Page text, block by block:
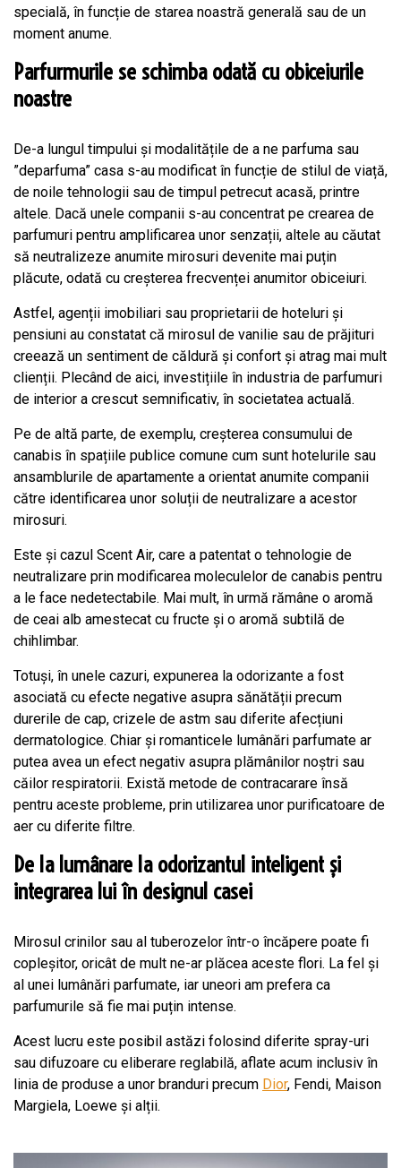
specială, în funcție de starea noastră generală sau de un
moment anume.
Parfurmurile se schimba odată cu obiceiurile
noastre
De-a lungul timpului și modalitățile de a ne parfuma sau
”deparfuma” casa s-au modificat în funcție de stilul de viață,
de noile tehnologii sau de timpul petrecut acasă, printre
altele. Dacă unele companii s-au concentrat pe crearea de
parfumuri pentru amplificarea unor senzații, altele au căutat
să neutralizeze anumite mirosuri devenite mai puțin
plăcute, odată cu creșterea frecvenței anumitor obiceiuri.
Astfel, agenții imobiliari sau proprietarii de hoteluri și
pensiuni au constatat că mirosul de vanilie sau de prăjituri
creează un sentiment de căldură și confort și atrag mai mult
clienții. Plecând de aici, investițiile în industria de parfumuri
de interior a crescut semnificativ, în societatea actuală.
Pe de altă parte, de exemplu, creșterea consumului de
canabis în spațiile publice comune cum sunt hotelurile sau
ansamblurile de apartamente a orientat anumite companii
către identificarea unor soluții de neutralizare a acestor
mirosuri.
Este și cazul Scent Air, care a patentat o tehnologie de
neutralizare prin modificarea moleculelor de canabis pentru
a le face nedetectabile. Mai mult, în urmă rămâne o aromă
de ceai alb amestecat cu fructe și o aromă subtilă de
chihlimbar.
Totuși, în unele cazuri, expunerea la odorizante a fost
asociată cu efecte negative asupra sănătății precum
durerile de cap, crizele de astm sau diferite afecțiuni
dermatologice. Chiar și romanticele lumânări parfumate ar
putea avea un efect negativ asupra plămânilor noștri sau
căilor respiratorii. Există metode de contracarare însă
pentru aceste probleme, prin utilizarea unor purificatoare de
aer cu diferite filtre.
De la lumânare la odorizantul inteligent și
integrarea lui în designul casei
Mirosul crinilor sau al tuberozelor într-o încăpere poate fi
copleșitor, oricât de mult ne-ar plăcea aceste flori. La fel și
al unei lumânări parfumate, iar uneori am prefera ca
parfumurile să fie mai puțin intense.
Acest lucru este posibil astăzi folosind diferite spray-uri
sau difuzoare cu eliberare reglabilă, aflate acum inclusiv în
linia de produse a unor branduri precum Dior, Fendi, Maison
Margiela, Loewe și alții.